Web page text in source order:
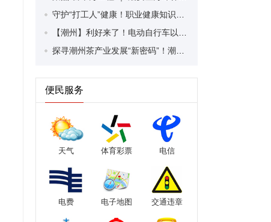
便民服务
天气 体育彩票 电信
电费 电子地图 交通违章